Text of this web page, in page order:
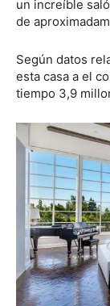
un increíble
de
Según datos
esta casa a el
tiempo 3,9